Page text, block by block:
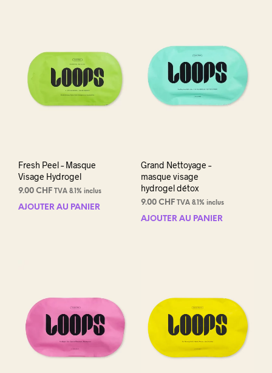
Fresh Peel – Masque
Visage Hydrogel
9.00 CHF TVA 8.1% inclus
AJOUTER AU PANIER
Grand Nettoyage –
masque visage
hydrogel détox
9.00 CHF TVA 8.1% inclus
AJOUTER AU PANIER